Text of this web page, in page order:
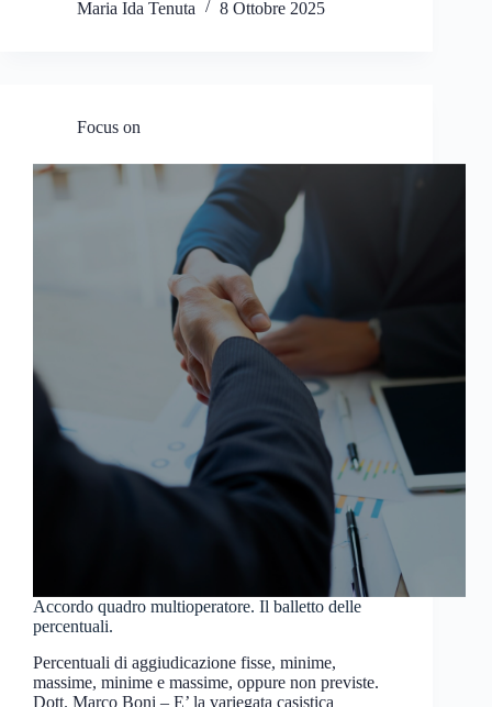
Maria Ida Tenuta
8 Ottobre 2025
Focus on
Accordo quadro multioperatore. Il balletto delle
percentuali.
Percentuali di aggiudicazione fisse, minime,
massime, minime e massime, oppure non previste.
Dott. Marco Boni – E’ la variegata casistica